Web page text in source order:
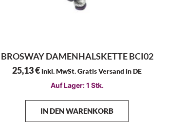
BROSWAY DAMENHALSKETTE BCI02
25,13€inkl. MwSt. Gratis Versand in DE
Auf Lager: 1 Stk.
IN DEN WARENKORB